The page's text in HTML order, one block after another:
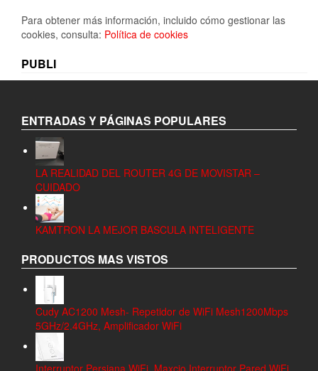
Para obtener más información, incluido cómo gestionar las
cookies, consulta: Política de cookies
PUBLI
ENTRADAS Y PÁGINAS POPULARES
LA REALIDAD DEL ROUTER 4G DE MOVISTAR –
CUIDADO
KAMTRON LA MEJOR BASCULA INTELIGENTE
PRODUCTOS MAS VISTOS
Cudy AC1200 Mesh- Repetidor de WiFi Mesh1200Mbps
5GHz/2.4GHz, Amplificador WiFi